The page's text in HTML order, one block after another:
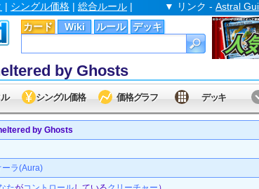
カード Wiki ルール デッキ
| シングル価格 | 総合ルール | ▼ リンク - Astral
by Ghosts
シングル価格 価格グラフ デッキ
by Ghosts
ーラ(Aura)